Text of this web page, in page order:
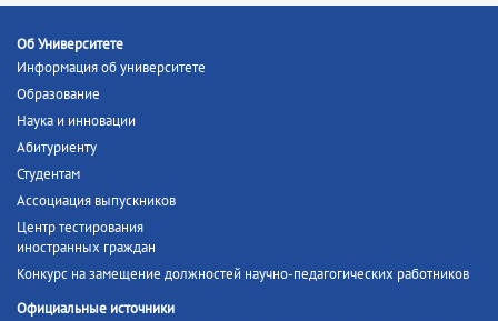
Об Университете
Информация об университете
Образование
Наука и инновации
Абитуриенту
Студентам
Ассоциация выпускников
Центр тестирования
иностранных граждан
Конкурс на замещение должностей научно-педагогических работников
Официальные источники